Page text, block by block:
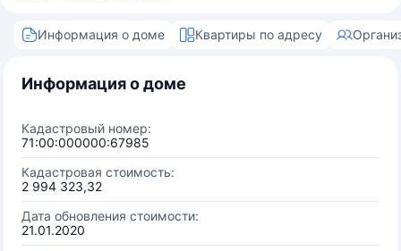
Информация о доме Квартиры по адресу
Информация о доме
Кадастровый номер:
71:00:000000:67985
Кадастровая стоимость:
2 994 323,32
Дата обновления стоимости:
21.01.2020